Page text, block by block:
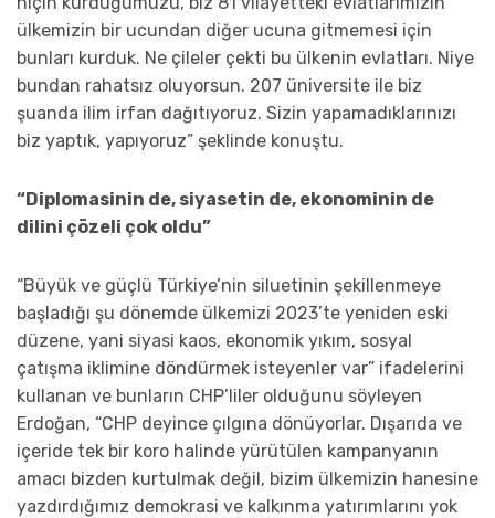
ülkemizin bir ucundan diğer ucuna gitmemesi için
bunları kurduk. Ne çileler çekti bu ülkenin evlatları. Niye
bundan rahatsız oluyorsun. 207 üniversite ile biz
şuanda ilim irfan dağıtıyoruz. Sizin yapamadıklarınızı
biz yaptık, yapıyoruz” şeklinde konuştu.
“Diplomasinin de, siyasetin de, ekonominin de
dilini çözeli çok oldu”
“Büyük ve güçlü Türkiye’nin siluetinin şekillenmeye
başladığı şu dönemde ülkemizi 2023’te yeniden eski
düzene, yani siyasi kaos, ekonomik yıkım, sosyal
çatışma iklimine döndürmek isteyenler var” ifadelerini
kullanan ve bunların CHP’liler olduğunu söyleyen
Erdoğan, “CHP deyince çılgına dönüyorlar. Dışarıda ve
içeride tek bir koro halinde yürütülen kampanyanın
amacı bizden kurtulmak değil, bizim ülkemizin hanesine
yazdırdığımız demokrasi ve kalkınma yatırımlarını yok